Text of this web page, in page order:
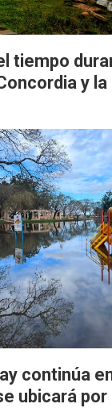
tiempo
y
continúa
ubicará